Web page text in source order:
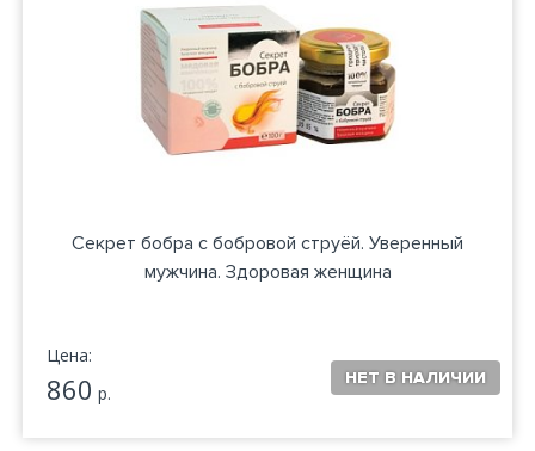
Секрет бобра с бобровой струёй. Уверенный
мужчина. Здоровая женщина
Цена:
860 р.